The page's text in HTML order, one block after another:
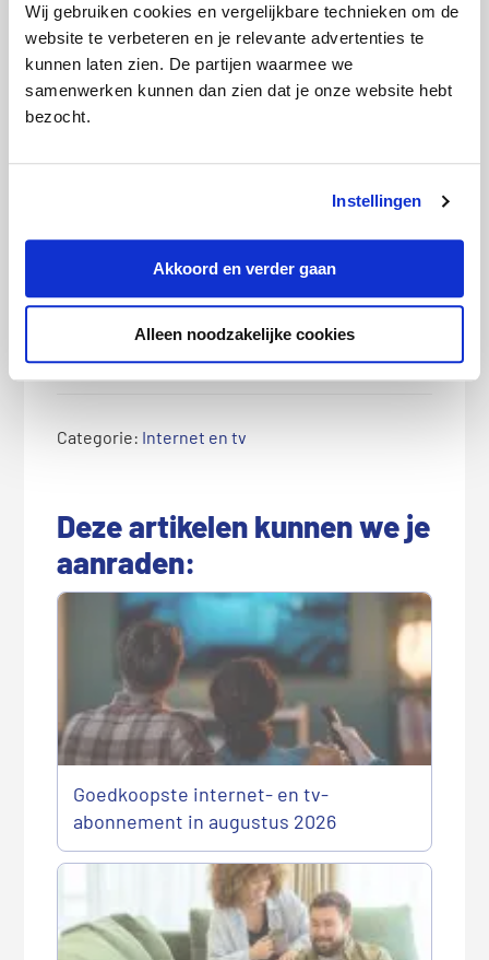
Wij gebruiken cookies en vergelijkbare technieken om de
website te verbeteren en je relevante advertenties te
kunnen laten zien. De partijen waarmee we
samenwerken kunnen dan zien dat je onze website hebt
bezocht.
Instellingen
Akkoord en verder gaan
Alleen noodzakelijke cookies
Deel dit bericht met je vrienden:
X Facebook WhatsApp
Bio
Latest Posts
Redactie Pricewise
Categorie: Internet en tv
Deze artikelen kunnen we je
aanraden:
Goedkoopste internet- en tv-
abonnement in augustus 2026